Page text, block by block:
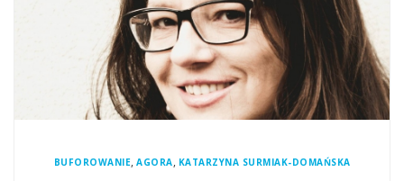
BUFOROWANIE, AGORA, KATARZYNA SURMIAK-DOMAŃSKA